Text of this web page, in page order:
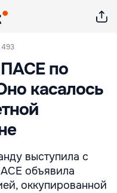
493
по
касалось
выступила с
объявила
оккупированной